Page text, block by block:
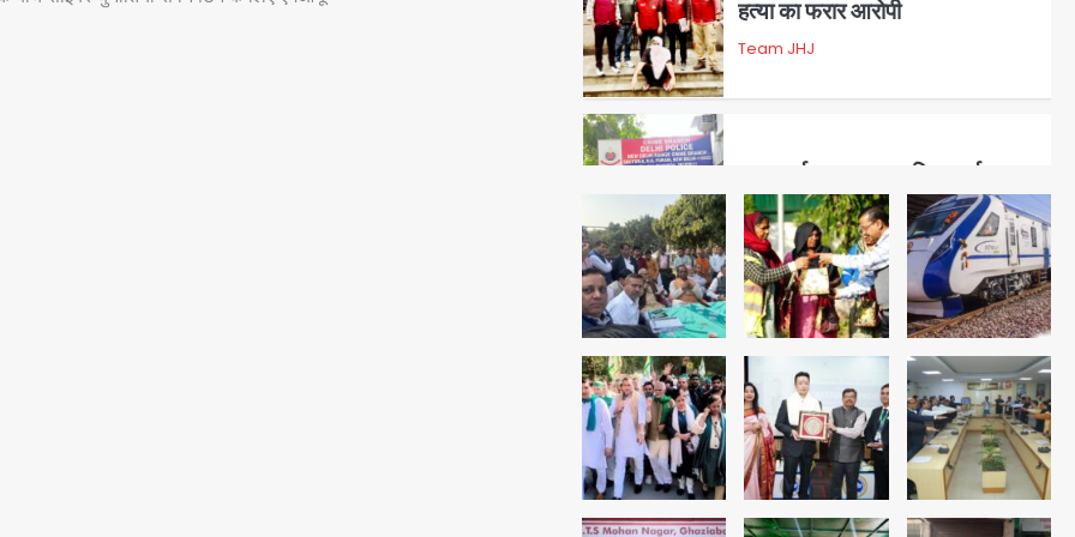
3
हत्या का फरार आरोपी
Team JHJ
4
डबल मर्डर का मुख्य साजिशकर्ता
क्राइम ब्रांच के हत्थे
Team JHJ
5
रोहित चौधरी गैंग का कुख्यात बदमाश
राजस्थान से गिरफ्तार
Team JHJ